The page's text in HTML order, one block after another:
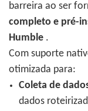
barreira ao ser
completo e pré-
Humble .
Com suporte
otimizada para:
Coleta de
dados